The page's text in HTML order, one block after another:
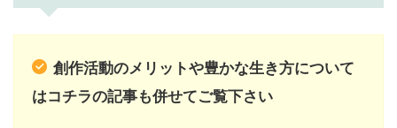
創作活動のメリットや豊かな生き方について
はコチラの記事も併せてご覧下さい